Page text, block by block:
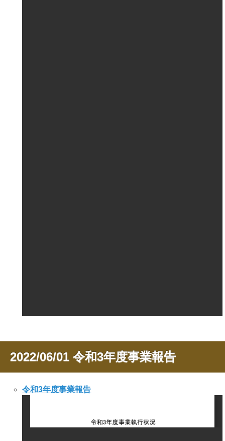
2022/06/01 令和3年度事業報告
令和3年度事業報告